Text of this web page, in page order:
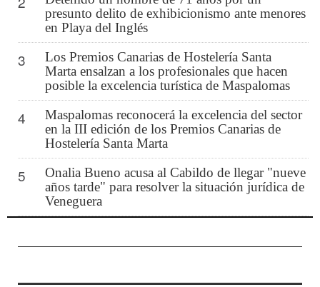
presunto delito de exhibicionismo ante menores
en Playa del Inglés
3
Los Premios Canarias de Hostelería Santa
Marta ensalzan a los profesionales que hacen
posible la excelencia turística de Maspalomas
4
Maspalomas reconocerá la excelencia del sector
en la III edición de los Premios Canarias de
Hostelería Santa Marta
5
Onalia Bueno acusa al Cabildo de llegar "nueve
años tarde" para resolver la situación jurídica de
Veneguera